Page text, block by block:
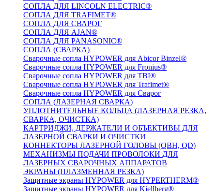
СОПЛА ДЛЯ LINCOLN ELECTRIC®
СОПЛА ДЛЯ TRAFIMET®
СОПЛА ДЛЯ СВАРОГ
СОПЛА ДЛЯ AJAN®
СОПЛА ДЛЯ PANASONIC®
СОПЛА (СВАРКА)
Сварочные сопла HYPOWER для Abicor Binzel®
Сварочные сопла HYPOWER для Fronius®
Сварочные сопла HYPOWER для TBI®
Сварочные сопла HYPOWER для Trafimet®
Сварочные сопла HYPOWER для Сварог
СОПЛА (ЛАЗЕРНАЯ СВАРКА)
УПЛОТНИТЕЛЬНЫЕ КОЛЬЦА (ЛАЗЕРНАЯ РЕЗКА,
СВАРКА, ОЧИСТКА)
КАРТРИДЖИ, ДЕРЖАТЕЛИ И ОБЪЕКТИВЫ ДЛЯ
ЛАЗЕРНОЙ СВАРКИ И ОЧИСТКИ
КОННЕКТОРЫ ЛАЗЕРНОЙ ГОЛОВЫ (QBH, QD)
МЕХАНИЗМЫ ПОДАЧИ ПРОВОЛОКИ ДЛЯ
ЛАЗЕРНЫХ СВАРОЧНЫХ АППАРАТОВ
ЭКРАНЫ (ПЛАЗМЕННАЯ РЕЗКА)
Защитные экраны HYPOWER для HYPERTHERM®
Защитные экраны HYPOWER для Kjellberg®